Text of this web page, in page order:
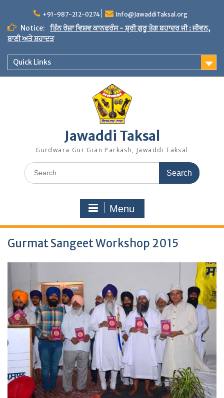
content
+91-987-212-0274 Info@JawaddiTaksal.org
Notice:
ਤਿੰਨ ਰੋਜ਼ਾ ਵਿਸ਼ਵ ਕਾਨਫਰੰਸ - ਸ਼੍ਰੀ ਗੁਰੂ ਤੇਗ ਬਹਾਦਰ ਜੀ : ਜੀਵਨ,
ਬਾਣੀ ਅਤੇ ਸ਼ਹਾਦਤ
Quick Links
Jawaddi Taksal
Gurdwara Gur Gian Parkash, Jawaddi Taksal
Search
for:
Menu
Gurmat Sangeet Workshop 2015